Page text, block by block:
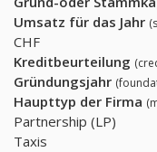
Umsatz für das Jahr
CHF
Kreditbeurteilung
Gründungsjahr
Haupttyp der Firma
Partnership (LP)
Taxis